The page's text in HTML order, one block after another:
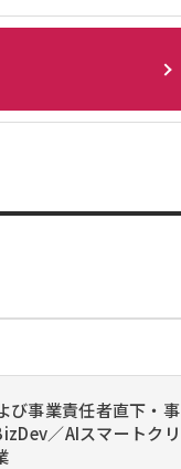
び事業責任者直下・事
／AIスマートクリ